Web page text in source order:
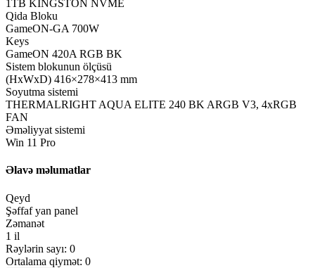
1TB KINGSTON NVME
Qida Bloku
GameON-GA 700W
Keys
GameON 420A RGB BK
Sistem blokunun ölçüsü
(HxWxD) 416×278×413 mm
Soyutma sistemi
THERMALRIGHT AQUA ELITE 240 BK ARGB V3, 4xRGB
FAN
Əməliyyat sistemi
Win 11 Pro
Əlavə məlumatlar
Qeyd
Şəffaf yan panel
Zəmanət
1 il
Rəylərin sayı: 0
Ortalama qiymət: 0